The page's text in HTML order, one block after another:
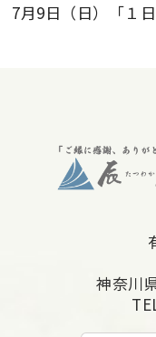
7月9日（日）「１
神奈川